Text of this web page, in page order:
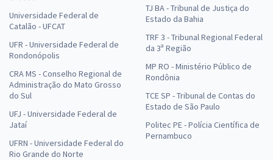
Universidade Federal de
Catalão - UFCAT
UFR - Universidade Federal de
Rondonópolis
CRA MS - Conselho Regional de
Administração do Mato Grosso
do Sul
UFJ - Universidade Federal de
Jataí
UFRN - Universidade Federal do
Rio Grande do Norte
TJ BA - Tribunal de Justiça do
Estado da Bahia
TRF 3 - Tribunal Regional Federal
da 3ª Região
MP RO - Ministério Público de
Rondônia
TCE SP - Tribunal de Contas do
Estado de São Paulo
Politec PE - Polícia Científica de
Pernambuco